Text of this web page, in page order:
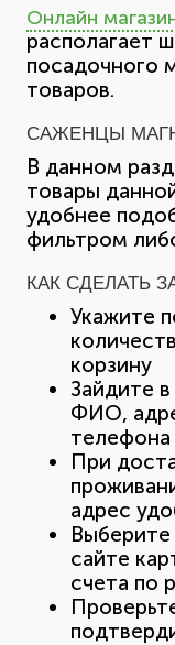
Онлайн
располагает
посадочного
товаров.
САЖЕНЦЫ
В данном
товары
удобнее
фильтром
КАК СДЕЛАТЬ
Укажите
корзину
Зайдите
ФИО,
телефона
При
адрес
сайте
счета по